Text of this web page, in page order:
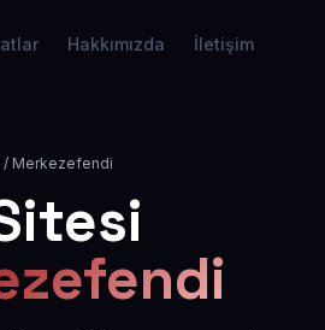
Hakkımızda İletişim
/ Merkezefendi